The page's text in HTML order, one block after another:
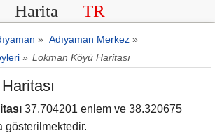
Harita TR
» Adıyaman Merkez »
» Lokman Köyü Haritası
37.704201 enlem ve 38.320675
gösterilmektedir.